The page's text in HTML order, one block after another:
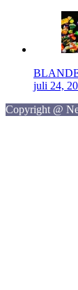
juli 24,
Copyright @